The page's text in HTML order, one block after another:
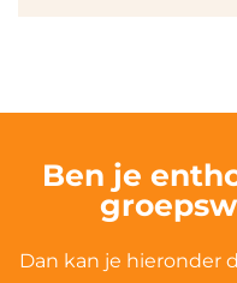
Ben je
Dan kan je hieronder